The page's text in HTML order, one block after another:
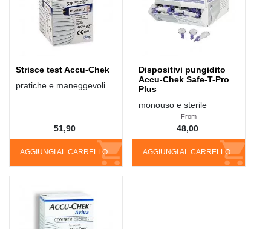
Strisce test Accu-Chek
pratiche e maneggevoli
AGGIUNGI AL CARRELLO
51,90
Dispositivi pungidito
Accu-Chek Safe-T-Pro
Plus
monouso e sterile
AGGIUNGI AL CARRELLO
From
48,00